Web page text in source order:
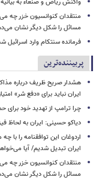
منتقدان کنوانسیون خزر چه
مسائل را شکل دیگر نشان
فرمانده سنتکام وارد اسرائیل
پربیننده‌ترین
هشدار صریح ظریف درباره
ایران نباید برای «دفع شر»
چرا ترامپ از تهدید خود
دیاکو حسینی: ایران به لحاظ
اردوغان این توافقنامه را با
ایران تبدیل شدیم/ آیا
منتقدان کنوانسیون خزر چه
مسائل را شکل دیگر نشان